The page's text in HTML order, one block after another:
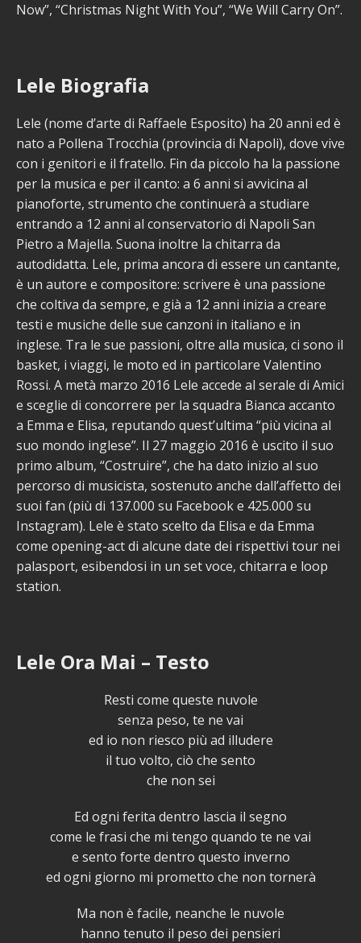
Now”, “Christmas Night With You”, “We Will Carry On”.
Lele Biografia
Lele (nome d’arte di Raffaele Esposito) ha 20 anni ed è
nato a Pollena Trocchia (provincia di Napoli), dove vive
con i genitori e il fratello. Fin da piccolo ha la passione
per la musica e per il canto: a 6 anni si avvicina al
pianoforte, strumento che continuerà a studiare
entrando a 12 anni al conservatorio di Napoli San
Pietro a Majella. Suona inoltre la chitarra da
autodidatta. Lele, prima ancora di essere un cantante,
è un autore e compositore: scrivere è una passione
che coltiva da sempre, e già a 12 anni inizia a creare
testi e musiche delle sue canzoni in italiano e in
inglese. Tra le sue passioni, oltre alla musica, ci sono il
basket, i viaggi, le moto ed in particolare Valentino
Rossi. A metà marzo 2016 Lele accede al serale di Amici
e sceglie di concorrere per la squadra Bianca accanto
a Emma e Elisa, reputando quest’ultima “più vicina al
suo mondo inglese”. Il 27 maggio 2016 è uscito il suo
primo album, “Costruire”, che ha dato inizio al suo
percorso di musicista, sostenuto anche dall’affetto dei
suoi fan (più di 137.000 su Facebook e 425.000 su
Instagram). Lele è stato scelto da Elisa e da Emma
come opening-act di alcune date dei rispettivi tour nei
palasport, esibendosi in un set voce, chitarra e loop
station.
Lele Ora Mai – Testo
Resti come queste nuvole
senza peso, te ne vai
ed io non riesco più ad illudere
il tuo volto, ciò che sento
che non sei
Ed ogni ferita dentro lascia il segno
come le frasi che mi tengo quando te ne vai
e sento forte dentro questo inverno
ed ogni giorno mi prometto che non tornerà
Ma non è facile, neanche le nuvole
hanno tenuto il peso dei pensieri